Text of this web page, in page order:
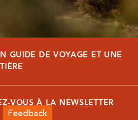
GUIDE DE VOYAGE ET UNE
VOUS À LA NEWSLETTER